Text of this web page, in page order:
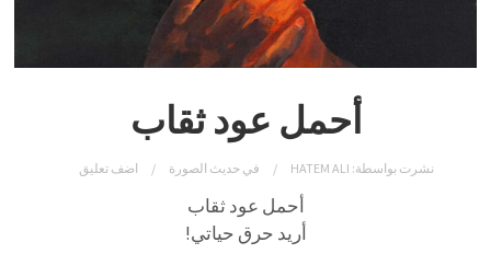
أحمل عود ثقاب
نشرت بواسطة: HATEM ALI في حديث الصورة اضف تعليق
أحمل عود ثقاب
أريد حرق حياتي!